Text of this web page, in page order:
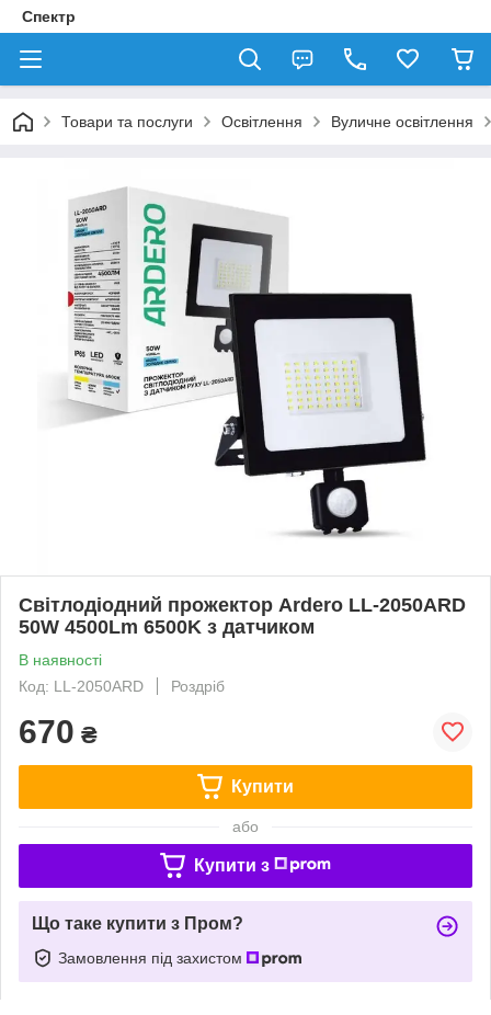
Спектр
Товари та послуги Освітлення Вуличне освітлення
Світлодіодний прожектор Ardero LL-2050ARD
50W 4500Lm 6500K з датчиком
В наявності
Код: LL-2050ARD
Роздріб
670 ₴
Купити
або
Купити з
Що таке купити з Пром?
Замовлення під захистом